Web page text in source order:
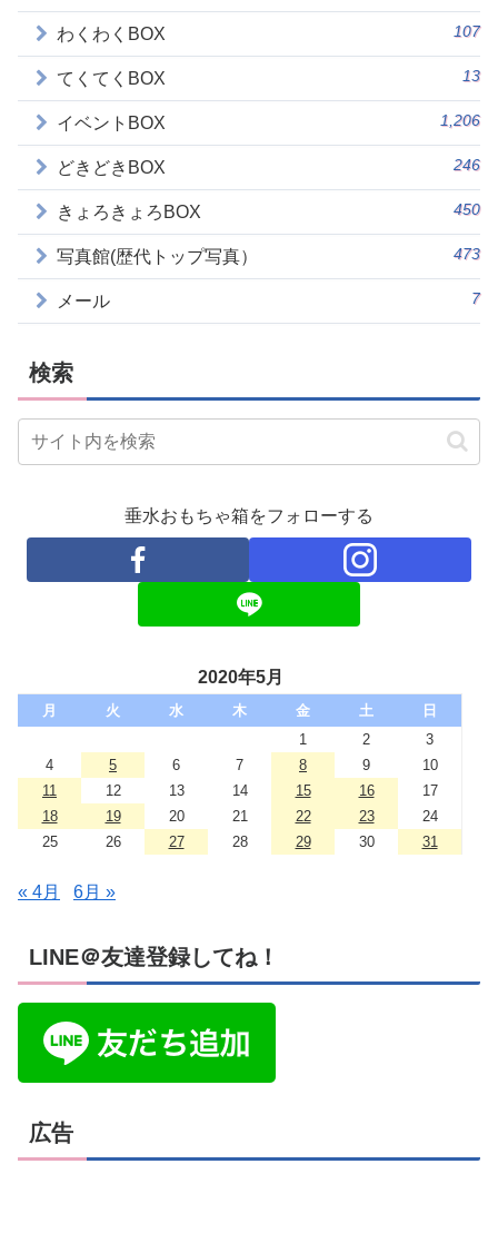
わくわくBOX 107
てくてくBOX 13
イベントBOX 1,206
どきどきBOX 246
きょろきょろBOX 450
写真館(歴代トップ写真） 473
メール 7
検索
垂水おもちゃ箱をフォローする
2020年5月
月 火 水 木 金 土
日
1
2
3
4
5 6 7 8 9
10
11
12 13 14 15 16
17
18
19 20 21 22 23
24
25
26 27 28 29 30 31
« 4月 6月 »
LINE＠友達登録してね！
広告